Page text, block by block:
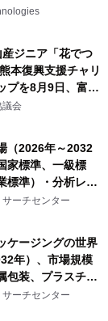
替えるか）｜
ジニア「花でつ
本復興支援チャリ
プを8月9日、富
議会
（2026年～2032
家標準、一級標
標準）・分析レポ
ーチセンター
ケージングの世界
年）、市場規模
包装、プラスチッ
析レポートを発
ーチセンター